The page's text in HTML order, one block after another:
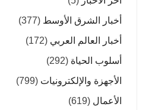
أخبار الشرق الأوسط (377)
أخبار العالم العربي (172)
أسلوب الحياة (292)
الأجهزة والإلكترونيات (799)
الأعمال (619)